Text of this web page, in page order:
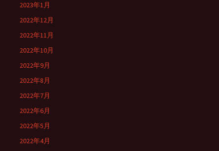
2023年1月
2022年12月
2022年11月
2022年10月
2022年9月
2022年8月
2022年7月
2022年6月
2022年5月
2022年4月